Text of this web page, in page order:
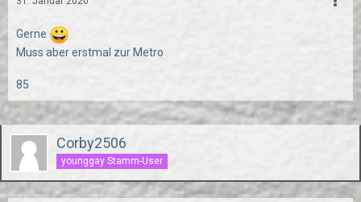
Gerne
Muss aber erstmal zur Metro
85
Corby2506
younggay Stamm-User